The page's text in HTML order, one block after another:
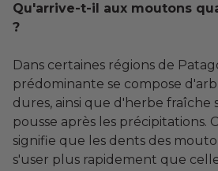
Qu'arrive-t-il aux moutons
?
Dans certaines régions de
prédominante se compose
dures, ainsi que d'herbe fraîche
pousse après les précipitations.
signifie que les dents des
s'user plus rapidement que